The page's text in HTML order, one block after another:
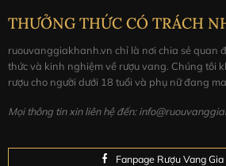
tạp.
Cách dùng:Phục vụ tốt nhất ở
trước khi uống.
Hoàn hảo với các món thịt nướng,
mát, mì Ý, thịt hun khói cũng là
THƯỞNG THỨC CÓ TRÁCH
ruouvanggiakhanh.vn chỉ là nơi chia sẻ quan
thức và kinh nghiệm về rượu vang. Chúng tôi
rượu cho người dưới 18 tuổi và phụ nữ đang
Mọi thông tin xin liên hệ đến:
Fanpage Rượu Vang Gia